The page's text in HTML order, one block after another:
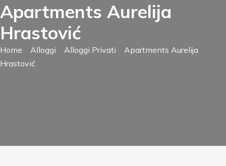
Apartments Aurelija
Hrastović
Home Alloggi Alloggi Privati
Apartments Aurelija
Hrastović